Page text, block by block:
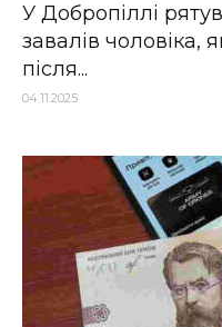
У Добропіллі
завалів чоловіка,
після...
04.11.2025